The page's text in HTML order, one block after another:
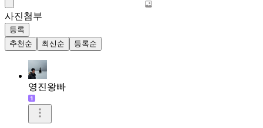
사진첨부
등록
추천순
최신순 등록순
영진왕빠